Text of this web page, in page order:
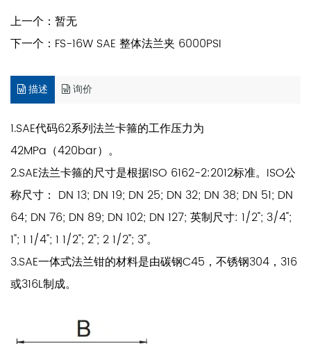
上一个： 暂无
下一个： FS-16W SAE 整体法兰夹 6000PSI
描述 询价
1.SAE代码62系列法兰卡箍的工作压力为
42MPa（420bar）。
2.SAE法兰卡箍的尺寸是根据ISO 6162-2:2012标准。ISO公
称尺寸： DN 13; DN 19; DN 25; DN 32; DN 38; DN 51; DN
64; DN 76; DN 89; DN 102; DN 127; 英制尺寸: 1/2"; 3/4";
1"; 1 1/4"; 1 1/2"; 2"; 2 1/2"; 3"。
3.SAE一体式法兰钳的材料是由碳钢C45，不锈钢304，316
或316L制成。